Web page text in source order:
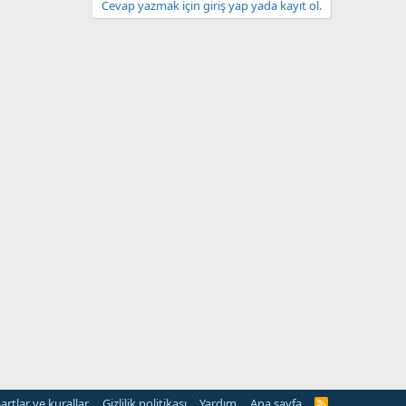
Cevap yazmak için giriş yap yada kayıt ol.
R